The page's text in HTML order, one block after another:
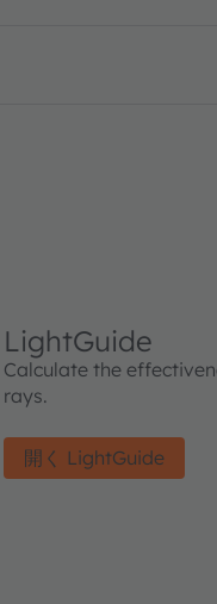
LightGuide
Calculate the
rays.
開く LightGuide